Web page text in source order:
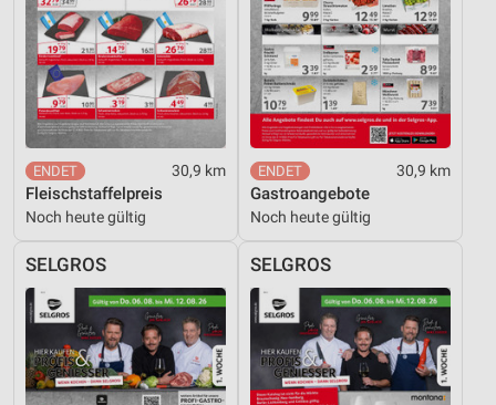
30,9 km
Fleischstaffelpreis
Noch heute gültig
30,9 km
Gastroangebote
Noch heute gültig
SELGROS SELGROS